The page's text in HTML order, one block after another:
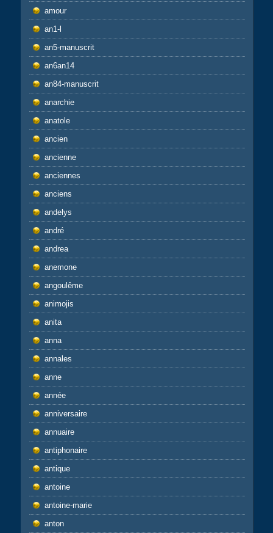
amour
an1-l
an5-manuscrit
an6an14
an84-manuscrit
anarchie
anatole
ancien
ancienne
anciennes
anciens
andelys
andré
andrea
anemone
angoulême
animojis
anita
anna
annales
anne
année
anniversaire
annuaire
antiphonaire
antique
antoine
antoine-marie
anton